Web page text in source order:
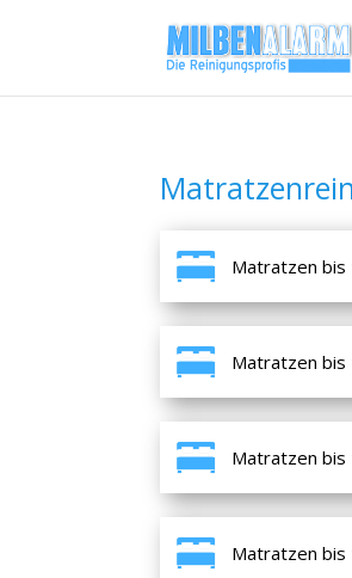
Matratzen bis
Matratzen bis
Matratzen bis
Matratzen bis